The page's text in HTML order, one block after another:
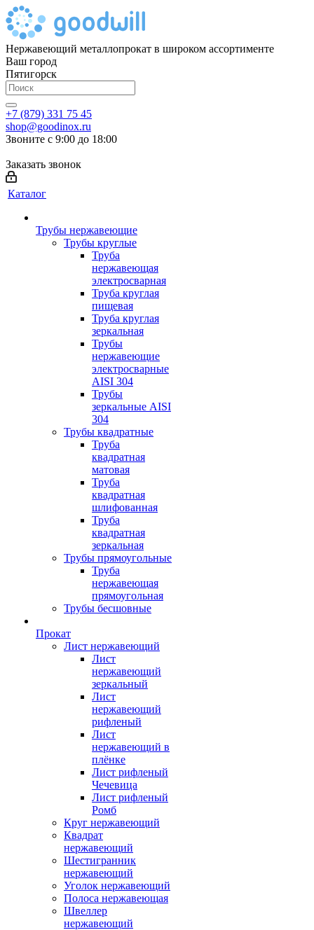
Нержавеющий металлопрокат в широком ассортименте
Ваш город
Пятигорск
+7 (879) 331 75 45
shop@goodinox.ru
Звоните с 9:00 до 18:00
Заказать звонок
Каталог
Трубы нержавеющие
Трубы круглые
Труба
нержавеющая
электросварная
Труба круглая
пищевая
Труба круглая
зеркальная
Трубы
нержавеющие
электросварные
AISI 304
Трубы
зеркальные AISI
304
Трубы квадратные
Труба
квадратная
матовая
Труба
квадратная
шлифованная
Труба
квадратная
зеркальная
Трубы прямоугольные
Труба
нержавеющая
прямоугольная
Трубы бесшовные
Прокат
Лист нержавеющий
Лист
нержавеющий
зеркальный
Лист
нержавеющий
рифленый
Лист
нержавеющий в
плёнке
Лист рифленый
Чечевица
Лист рифленый
Ромб
Круг нержавеющий
Квадрат
нержавеющий
Шестигранник
нержавеющий
Уголок нержавеющий
Полоса нержавеющая
Швеллер
нержавеющий